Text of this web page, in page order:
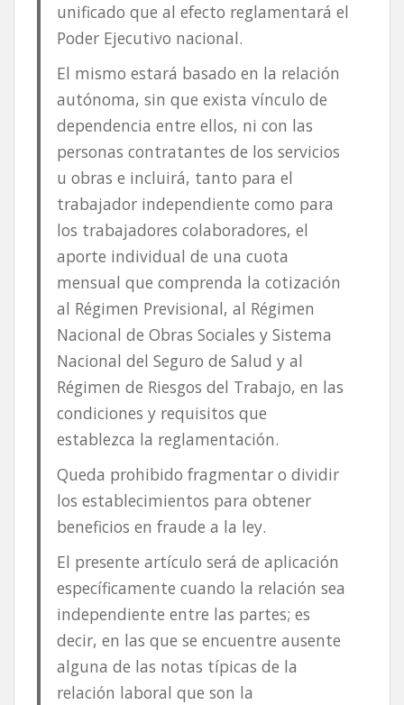
unificado que al efecto reglamentará el
Poder Ejecutivo nacional.
El mismo estará basado en la relación
autónoma, sin que exista vínculo de
dependencia entre ellos, ni con las
personas contratantes de los servicios
u obras e incluirá, tanto para el
trabajador independiente como para
los trabajadores colaboradores, el
aporte individual de una cuota
mensual que comprenda la cotización
al Régimen Previsional, al Régimen
Nacional de Obras Sociales y Sistema
Nacional del Seguro de Salud y al
Régimen de Riesgos del Trabajo, en las
condiciones y requisitos que
establezca la reglamentación.
Queda prohibido fragmentar o dividir
los establecimientos para obtener
beneficios en fraude a la ley.
El presente artículo será de aplicación
específicamente cuando la relación sea
independiente entre las partes; es
decir, en las que se encuentre ausente
alguna de las notas típicas de la
relación laboral que son la